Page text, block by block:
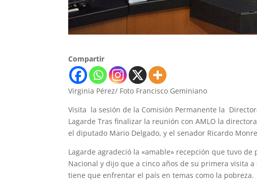
Compartir
Virginia Pérez/ Foto Francisco Geminiano
Visita la sesión de la Comisión Permanente la
Lagarde Tras finalizar la reunión con AMLO la
el diputado Mario Delgado, y el senador Ricardo
Lagarde agradeció la «amable» recepción que tuvo
Nacional y dijo que a cinco años de su primera visita
tiene que enfrentar el país en temas como la pobreza.